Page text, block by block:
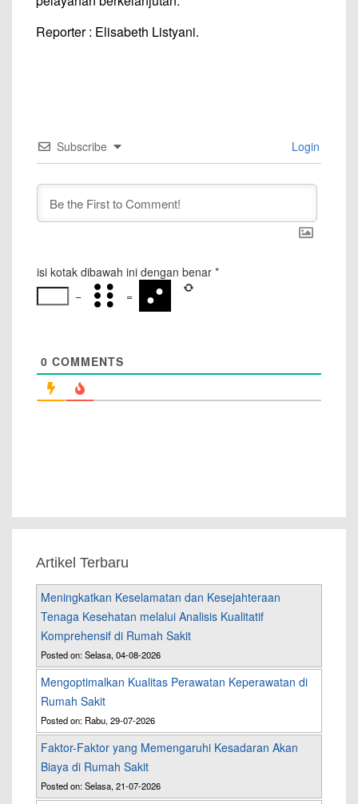
Reporter : Elisabeth Listyani.
Subscribe Login
isi kotak dibawah ini dengan benar *
−
=
0 COMMENTS
Artikel Terbaru
Meningkatkan Keselamatan dan Kesejahteraan
Tenaga Kesehatan melalui Analisis Kualitatif
Komprehensif di Rumah Sakit
Posted on: Selasa, 04-08-2026
Mengoptimalkan Kualitas Perawatan Keperawatan di
Rumah Sakit
Posted on: Rabu, 29-07-2026
Faktor-Faktor yang Memengaruhi Kesadaran Akan
Biaya di Rumah Sakit
Posted on: Selasa, 21-07-2026